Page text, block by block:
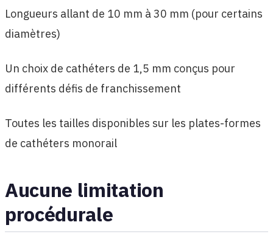
Longueurs allant de 10 mm à 30 mm (pour certains
diamètres)
Un choix de cathéters de 1,5 mm conçus pour
différents défis de franchissement
Toutes les tailles disponibles sur les plates-formes
de cathéters monorail
Aucune limitation
procédurale